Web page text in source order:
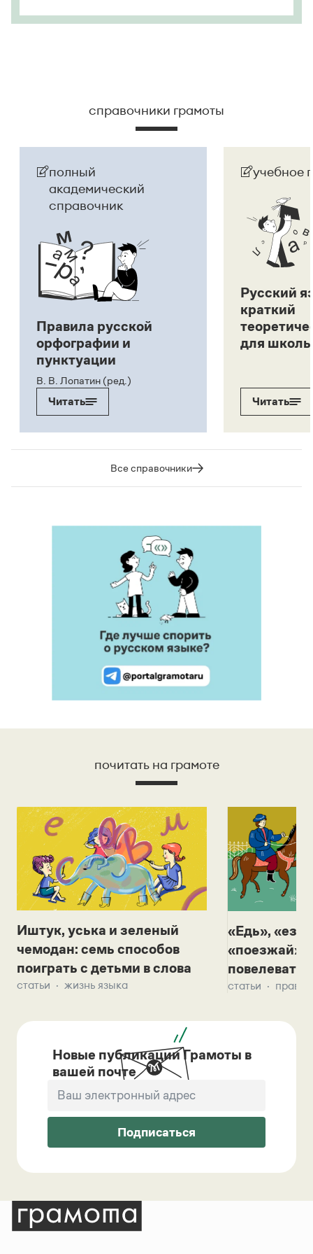
справочники грамоты
полный
академический
справочник
Правила русской
орфографии и
пунктуации
В. В. Лопатин (ред.)
Читать
учебное
Русский
краткий
для
Читать
Все справочники
почитать на грамоте
Иштук, уська и зеленый
чемодан: семь способов
поиграть с детьми в слова
статьи жизнь языка
«Едь»,
«поезжай»?
повелевать
статьи
Новые публикации Грамоты в
вашей почте
Подписаться